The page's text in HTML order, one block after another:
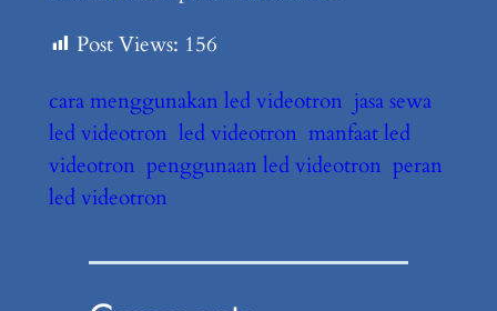
Post Views: 156
cara menggunakan led videotron jasa sewa
led videotron led videotron manfaat led
videotron penggunaan led videotron peran
led videotron